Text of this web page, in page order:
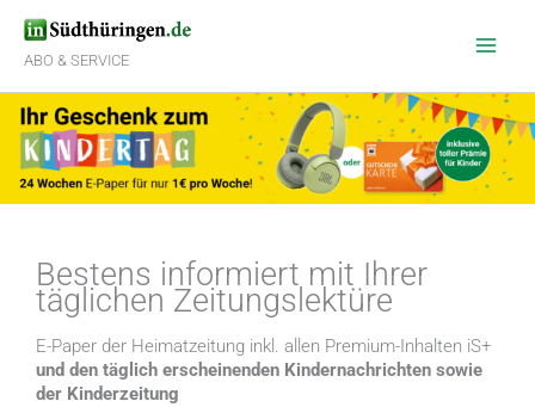
Inhalt
springen
ABO & SERVICE
Bestens informiert mit Ihrer
täglichen Zeitungslektüre
E-Paper der Heimatzeitung inkl. allen Premium-Inhalten iS+
und den täglich erscheinenden Kindernachrichten sowie
der Kinderzeitung